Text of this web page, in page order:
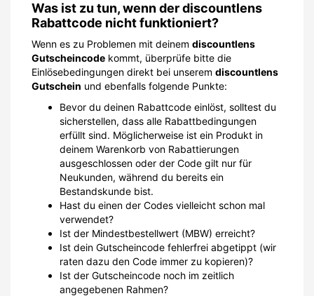
Was ist zu tun, wenn der discountlens
Rabattcode nicht funktioniert?
Wenn es zu Problemen mit deinem discountlens
Gutscheincode kommt, überprüfe bitte die
Einlösebedingungen direkt bei unserem discountlens
Gutschein und ebenfalls folgende Punkte:
Bevor du deinen Rabattcode einlöst, solltest du
sicherstellen, dass alle Rabattbedingungen
erfüllt sind. Möglicherweise ist ein Produkt in
deinem Warenkorb von Rabattierungen
ausgeschlossen oder der Code gilt nur für
Neukunden, während du bereits ein
Bestandskunde bist.
Hast du einen der Codes vielleicht schon mal
verwendet?
Ist der Mindestbestellwert (MBW) erreicht?
Ist dein Gutscheincode fehlerfrei abgetippt (wir
raten dazu den Code immer zu kopieren)?
Ist der Gutscheincode noch im zeitlich
angegebenen Rahmen?